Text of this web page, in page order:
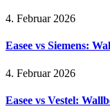
4. Februar 2026
Easee vs Siemens:
4. Februar 2026
Easee vs Vestel: